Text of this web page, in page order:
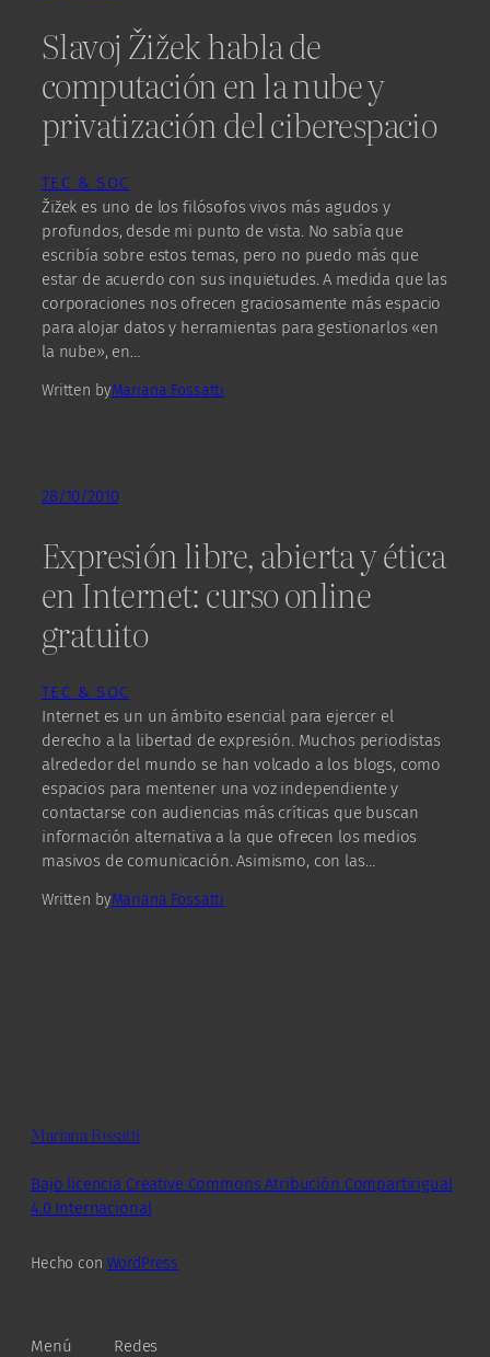
Slavoj Žižek habla de
computación en la nube y
privatización del ciberespacio
TEC & SOC
Žižek es uno de los filósofos vivos más agudos y
profundos, desde mi punto de vista. No sabía que
escribía sobre estos temas, pero no puedo más que
estar de acuerdo con sus inquietudes. A medida que las
corporaciones nos ofrecen graciosamente más espacio
para alojar datos y herramientas para gestionarlos «en
la nube», en…
Written byMariana Fossatti
28/10/2010
Expresión libre, abierta y ética
en Internet: curso online
gratuito
TEC & SOC
Internet es un un ámbito esencial para ejercer el
derecho a la libertad de expresión. Muchos periodistas
alrededor del mundo se han volcado a los blogs, como
espacios para mentener una voz independiente y
contactarse con audiencias más críticas que buscan
información alternativa a la que ofrecen los medios
masivos de comunicación. Asimismo, con las…
Written byMariana Fossatti
Mariana Fossatti
Bajo licencia Creative Commons Atribución Compartirigual
4.0 Internacional
Hecho con WordPress
Menú Redes